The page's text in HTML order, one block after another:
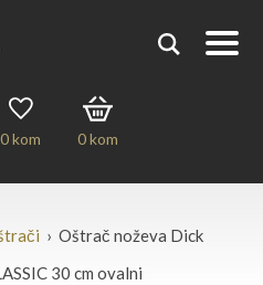
0kom 0kom
› Oštrač noževa Dick
30 cm ovalni